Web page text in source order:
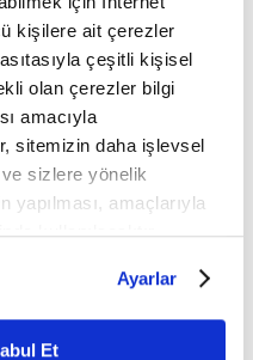
kişilere ait çerezler
çeşitli kişisel
olan çerezler bilgi
amacıyla
sitemizin daha işlevsel
sizlere yönelik
yapılması, amaçlarıyla
kullanılacaktır.
detaylı bilgi için
Bilgilendirme
Ayarlar
Et
önemli bir fazilet
sayısı...
kanıt olabilir
diyen bir sosyal medya